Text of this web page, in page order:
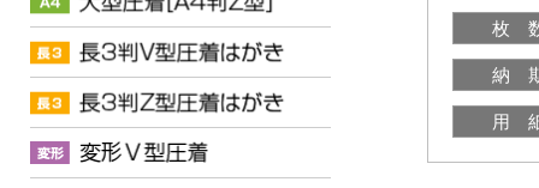
枚
納
用